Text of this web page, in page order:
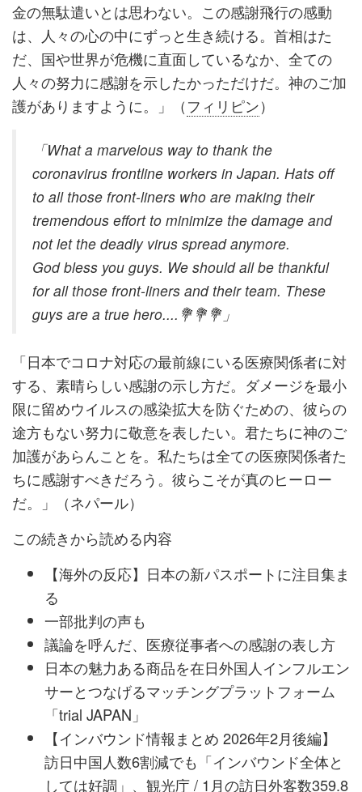
金の無駄遣いとは思わない。この感謝飛行の感動
は、人々の心の中にずっと生き続ける。首相はた
だ、国や世界が危機に直面しているなか、全ての
人々の努力に感謝を示したかっただけだ。神のご加
護がありますように。」（フィリピン）
「What a marvelous way to thank the
coronavirus frontline workers in Japan. Hats off
to all those front-liners who are making their
tremendous effort to minimize the damage and
not let the deadly virus spread anymore.
God bless you guys. We should all be thankful
for all those front-liners and their team. These
guys are a true hero....💐💐💐」
「日本でコロナ対応の最前線にいる医療関係者に対
する、素晴らしい感謝の示し方だ。ダメージを最小
限に留めウイルスの感染拡大を防ぐための、彼らの
途方もない努力に敬意を表したい。君たちに神のご
加護があらんことを。私たちは全ての医療関係者た
ちに感謝すべきだろう。彼らこそが真のヒーロー
だ。」（ネパール）
この続きから読める内容
【海外の反応】日本の新パスポートに注目集ま
る
一部批判の声も
議論を呼んだ、医療従事者への感謝の表し方
日本の魅力ある商品を在日外国人インフルエン
サーとつなげるマッチングプラットフォーム
「trial JAPAN」
【インバウンド情報まとめ 2026年2月後編】
訪日中国人数6割減でも「インバウンド全体と
しては好調」、観光庁 / 1月の訪日外客数359.8